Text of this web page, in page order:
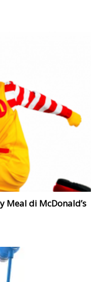
Meal di McDonald’s